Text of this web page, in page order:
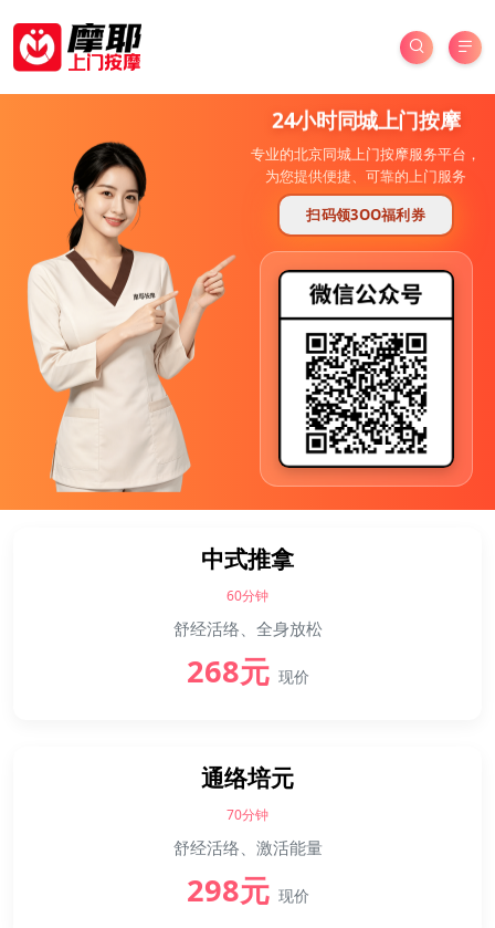
24小时同城上门按摩
专业的北京同城上门按摩服务平台，
为您提供便捷、可靠的上门服务
扫码领3OO福利券
中式推拿
60分钟
舒经活络、全身放松
268元 现价
通络培元
70分钟
舒经活络、激活能量
298元 现价